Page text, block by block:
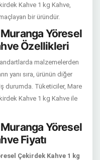
Kahve 1 kg Kahve,
bir üründür.
Yöresel
Özellikleri
malzemelerden
yanı sıra, ürünün diğer
durumda. Tüketiciler, Mare
Kahve 1 kg Kahve ile
Yöresel
Fiyatı
Çekirdek Kahve 1 kg